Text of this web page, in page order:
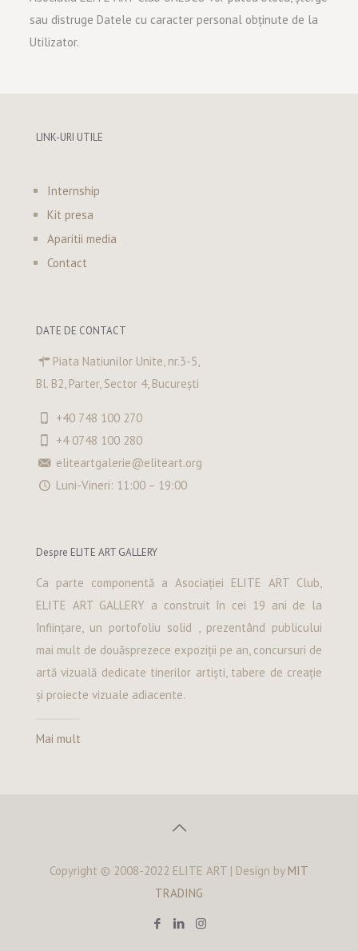
sau distruge Datele cu caracter personal obținute de la
Utilizator.
LINK-URI UTILE
Internship
Kit presa
Aparitii media
Contact
DATE DE CONTACT
Piata Natiunilor Unite, nr.3-5,
Bl. B2, Parter, Sector 4, București
+40 748 100 270
+4 0748 100 280
eliteartgalerie@eliteart.org
Luni-Vineri: 11:00 – 19:00
Despre ELITE ART GALLERY
Ca parte componentă a Asociației ELITE ART Club,
ELITE ART GALLERY a construit în cei 19 ani de la
înființare, un portofoliu solid , prezentând publicului
mai mult de douăsprezece expoziții pe an, concursuri de
artă vizuală dedicate tinerilor artiști, tabere de creație
și proiecte vizuale adiacente.
Mai mult
Copyright © 2008-2022 ELITE ART | Design by MIT
TRADING